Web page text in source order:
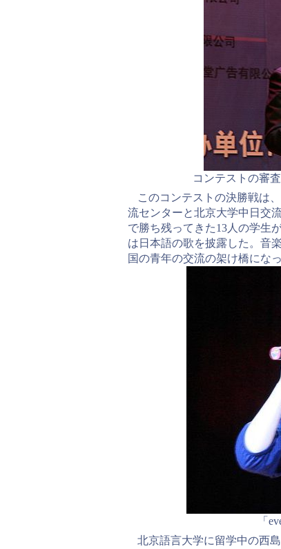
コンテストの審
このコンテストの決勝戦は
流センターと北京大学中日交
で勝ち残ってきた13人の学生
は日本語の歌を披露した。音
国の青年の交流の架け橋になっ
「
北京語言大学に留学中の西